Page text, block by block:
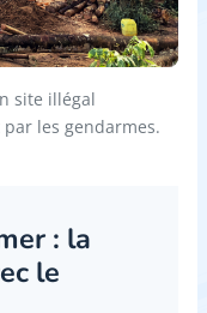
site illégal
les gendarmes.
: la
le